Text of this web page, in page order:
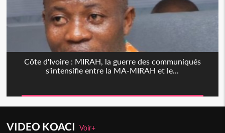
Côte d'Ivoire : MIRAH, la guerre des communiqués
s'intensifie entre la MA-MIRAH et le...
VIDEO KOACIVoir+